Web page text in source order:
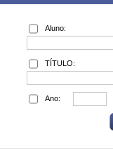
Aluno:
TÍTULO:
Ano: